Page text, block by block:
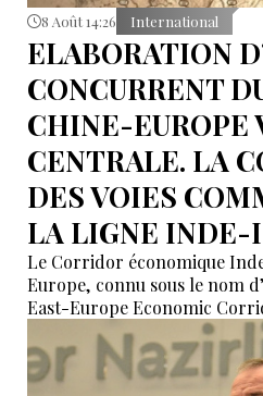
8 Août 14:26 International
ELABORATION
CONCURRENT
CHINE-EUROPE
CENTRALE. LA
DES VOIES
LA LIGNE INDE-
Le Corridor économique
Europe, connu sous le nom
East-Europe Economic